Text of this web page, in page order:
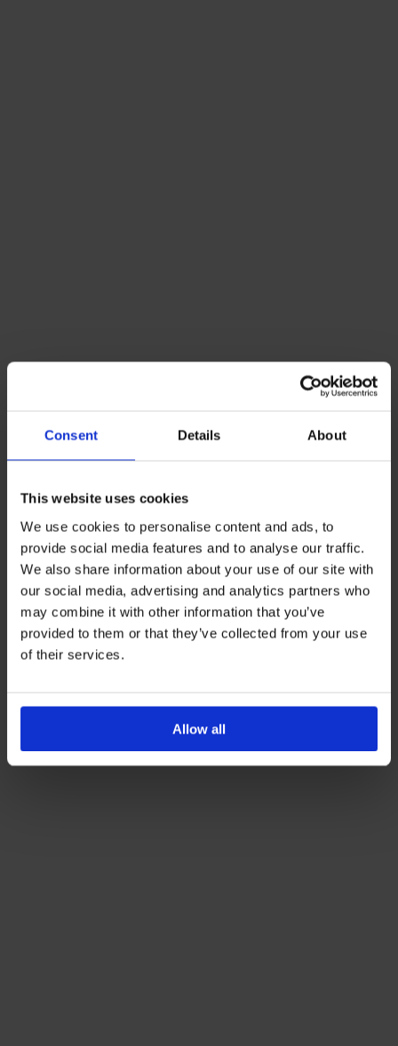
Consent Details About
This website uses cookies
We use cookies to personalise content and ads, to
provide social media features and to analyse our traffic.
We also share information about your use of our site with
our social media, advertising and analytics partners who
may combine it with other information that you’ve
provided to them or that they’ve collected from your use
of their services.
Allow all
πρώτη σας αγορά.
Email
Ενδιαφέρομαι για:
Γυναικεία Ανδρικά
Εγγραφή
Με την εγγραφή σας, συμφωνείτε να λαμβάνετε
ενημερωτικά email.
Δεδομένων.
'Οχι, ευχαριστώ